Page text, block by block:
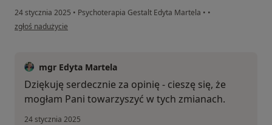
24 stycznia 2025 • Psychoterapia Gestalt Edyta Martela • •
w opinii użytkownika Beata
zgłoś nadużycie
mgr Edyta Martela
Dziękuję serdecznie za opinię - cieszę się, że
mogłam Pani towarzyszyć w tych zmianach.
24 stycznia 2025